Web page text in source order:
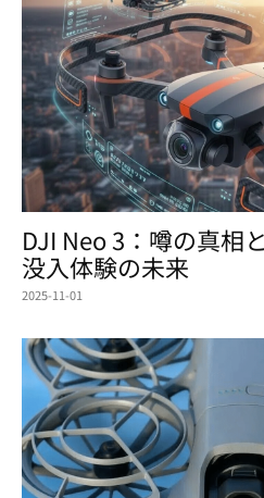
DJI Neo 3：噂の真相
没入体験の未来
2025-11-01